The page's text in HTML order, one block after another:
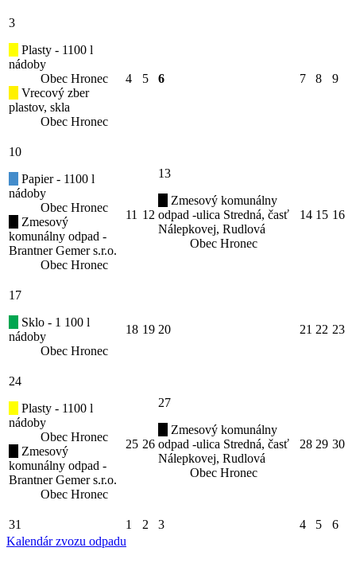
3
Plasty - 1100 l
nádoby
Obec Hronec
Vrecový zber
plastov, skla
Obec Hronec
4 5 6 7 8 9
10
Papier - 1100 l
nádoby
Obec Hronec
Zmesový
komunálny odpad -
Brantner Gemer s.r.o.
Obec Hronec
11 12
13
Zmesový komunálny
odpad -ulica Stredná, časť
Nálepkovej, Rudlová
Obec Hronec
14 15 16
17
Sklo - 1 100 l
nádoby
Obec Hronec
18 19 20 21 22 23
24
Plasty - 1100 l
nádoby
Obec Hronec
Zmesový
komunálny odpad -
Brantner Gemer s.r.o.
Obec Hronec
25 26
27
Zmesový komunálny
odpad -ulica Stredná, časť
Nálepkovej, Rudlová
Obec Hronec
28 29 30
31 1 2 3 4 5
6
Kalendár zvozu odpadu